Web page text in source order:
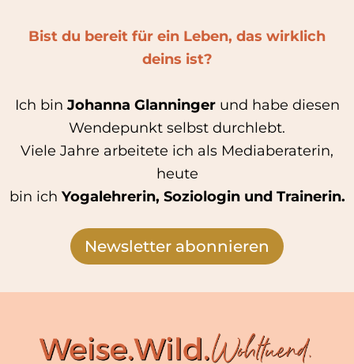
Bist du bereit für ein Leben, das wirklich
deins ist?
Ich bin Johanna Glanninger und habe diesen
Wendepunkt selbst durchlebt.
Viele Jahre arbeitete ich als Mediaberaterin,
heute
bin ich Yogalehrerin, Soziologin und Trainerin.
Newsletter abonnieren